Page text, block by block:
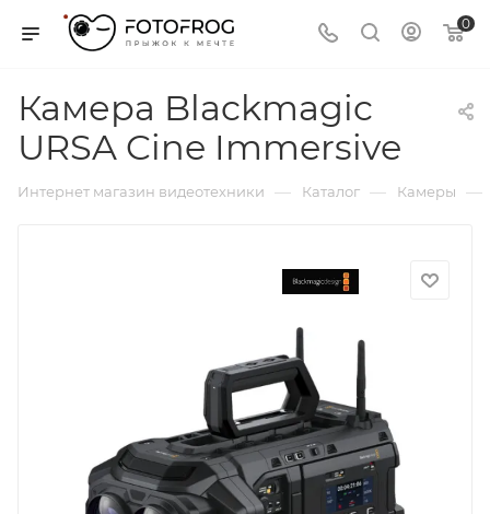
0
Камера Blackmagic
URSA Cine Immersive
Интернет магазин видеотехники — Каталог — Камеры —